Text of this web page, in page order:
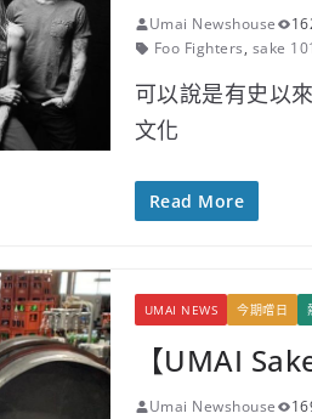
Umai Newshouse
Foo Fighters, sake
可以說是有史以
文化
Read More
UMAI NEWS 今期嚐日
【UMAI
Umai Newshouse